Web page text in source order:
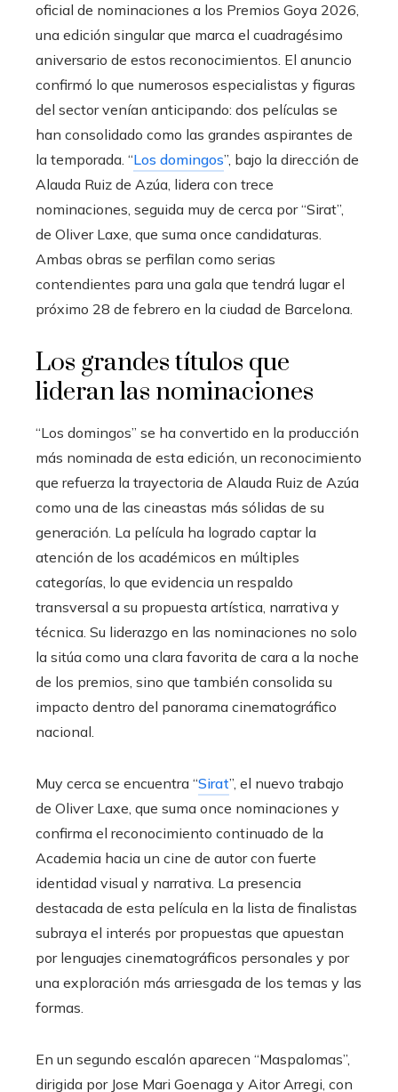
oficial de nominaciones a los Premios Goya 2026,
una edición singular que marca el cuadragésimo
aniversario de estos reconocimientos. El anuncio
confirmó lo que numerosos especialistas y figuras
del sector venían anticipando: dos películas se
han consolidado como las grandes aspirantes de
la temporada. “Los domingos”, bajo la dirección de
Alauda Ruiz de Azúa, lidera con trece
nominaciones, seguida muy de cerca por “Sirat”,
de Oliver Laxe, que suma once candidaturas.
Ambas obras se perfilan como serias
contendientes para una gala que tendrá lugar el
próximo 28 de febrero en la ciudad de Barcelona.
Los grandes títulos que
lideran las nominaciones
“Los domingos” se ha convertido en la producción
más nominada de esta edición, un reconocimiento
que refuerza la trayectoria de Alauda Ruiz de Azúa
como una de las cineastas más sólidas de su
generación. La película ha logrado captar la
atención de los académicos en múltiples
categorías, lo que evidencia un respaldo
transversal a su propuesta artística, narrativa y
técnica. Su liderazgo en las nominaciones no solo
la sitúa como una clara favorita de cara a la noche
de los premios, sino que también consolida su
impacto dentro del panorama cinematográfico
nacional.
Muy cerca se encuentra “Sirat”, el nuevo trabajo
de Oliver Laxe, que suma once nominaciones y
confirma el reconocimiento continuado de la
Academia hacia un cine de autor con fuerte
identidad visual y narrativa. La presencia
destacada de esta película en la lista de finalistas
subraya el interés por propuestas que apuestan
por lenguajes cinematográficos personales y por
una exploración más arriesgada de los temas y las
formas.
En un segundo escalón aparecen “Maspalomas”,
dirigida por Jose Mari Goenaga y Aitor Arregi, con